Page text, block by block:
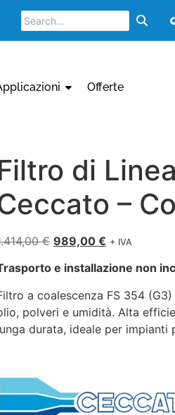
Offerte
di
–
€ 989,00 € + IVA
e installazione non
a coalescenza FS 354
polveri e umidità. Alta
durata, ideale per impianti